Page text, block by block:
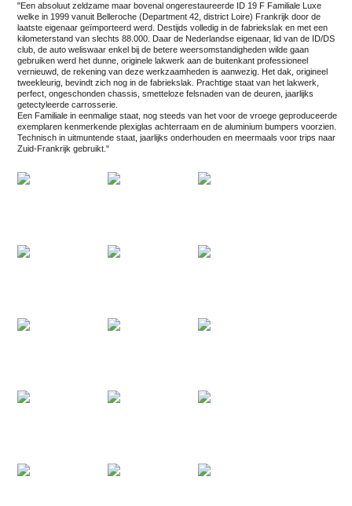
"Een absoluut zeldzame maar bovenal ongerestaureerde ID 19 F Familiale Luxe
welke in 1999 vanuit Belleroche (Department 42, district Loire) Frankrijk door de
laatste eigenaar geïmporteerd werd. Destijds volledig in de fabriekslak en met een
kilometerstand van slechts 88.000. Daar de Nederlandse eigenaar, lid van de ID/DS
club, de auto weliswaar enkel bij de betere weersomstandigheden wilde gaan
gebruiken werd het dunne, originele lakwerk aan de buitenkant professioneel
vernieuwd, de rekening van deze werkzaamheden is aanwezig. Het dak, origineel
tweekleurig, bevindt zich nog in de fabriekslak. Prachtige staat van het lakwerk,
perfect, ongeschonden chassis, smetteloze felsnaden van de deuren, jaarlijks
getectyleerde carrosserie.
Een Familiale in eenmalige staat, nog steeds van het voor de vroege geproduceerde
exemplaren kenmerkende plexiglas achterraam en de aluminium bumpers voorzien.
Technisch in uitmuntende staat, jaarlijks onderhouden en meermaals voor trips naar
Zuid-Frankrijk gebruikt."